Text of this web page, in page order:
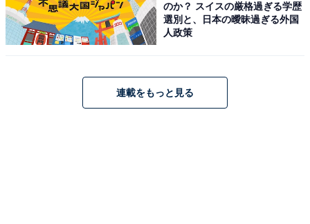
のか？ スイスの厳格過ぎる学歴
選別と、日本の曖昧過ぎる外国
人政策
連載をもっと見る